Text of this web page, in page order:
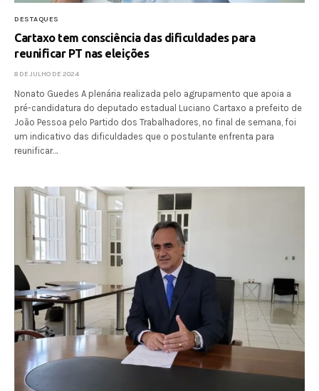
DESTAQUES
Cartaxo tem consciência das dificuldades para
reunificar PT nas eleições
8 DE JULHO DE 2024
Nonato Guedes A plenária realizada pelo agrupamento que apoia a
pré-candidatura do deputado estadual Luciano Cartaxo a prefeito de
João Pessoa pelo Partido dos Trabalhadores, no final de semana, foi
um indicativo das dificuldades que o postulante enfrenta para
reunificar…